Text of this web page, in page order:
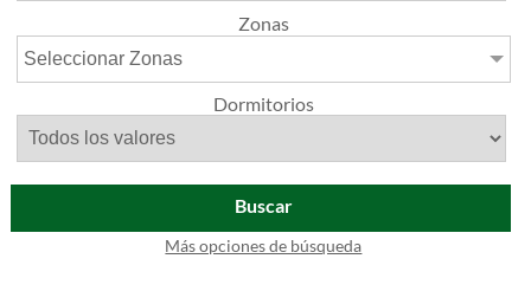
Zonas
Seleccionar Zonas
Dormitorios
Buscar
Más opciones de búsqueda